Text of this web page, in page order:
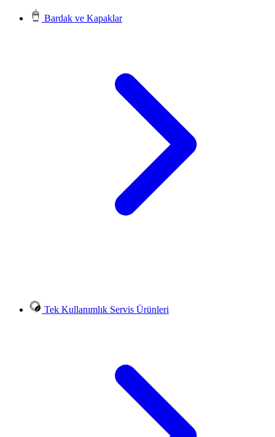
Bardak ve Kapaklar
Tek Kullanımlık Servis Ürünleri